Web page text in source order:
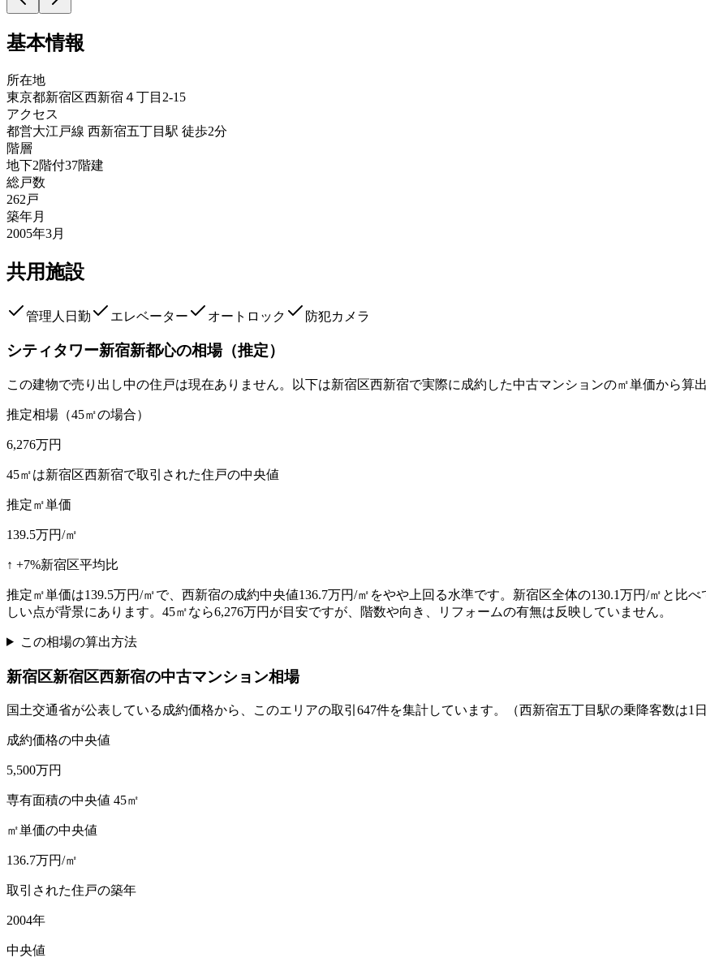
基本情報
所在地
東京都新宿区西新宿４丁目2-15
アクセス
都営大江戸線 西新宿五丁目駅 徒歩2分
階層
地下2階付37階建
総戸数
262戸
築年月
2005年3月
共用施設
管理人日勤 エレベーター オートロック 防犯カメラ
シティタワー新宿新都心の相場（推定）
この建物で売り出し中の住戸は現在ありません。以下は新宿区西新宿で実際に成約した中古マンションの㎡単価から算
推定相場（45㎡の場合）
6,276万円
45㎡は新宿区西新宿で取引された住戸の中央値
推定㎡単価
139.5万円/㎡
↑ +7%新宿区平均比
推定㎡単価は139.5万円/㎡で、西新宿の成約中央値136.7万円/㎡をやや上回る水準です。新宿区全体の130.1万円/㎡と比
しい点が背景にあります。45㎡なら6,276万円が目安ですが、階数や向き、リフォームの有無は反映していません。
この相場の算出方法
新宿区新宿区西新宿の中古マンション相場
国土交通省が公表している成約価格から、このエリアの取引 647件を集計しています。 （西新宿五丁目駅の乗降客数は1
成約価格の中央値
5,500万円
専有面積の中央値 45㎡
㎡単価の中央値
136.7万円/㎡
取引された住戸の築年
2004年
中央値